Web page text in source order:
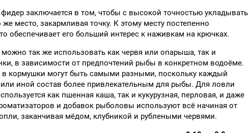
заключается в том, чтобы с высокой точностью укладывать
место, закармливая точку. К этому месту постепенно
обеспечивает его больший интерес к наживкам на крючках.
так же использовать как червя или опарыша, так и
в зависимости от предпочтений рыбы в конкретном водоёме.
кормушки могут быть самыми разными, поскольку каждый
или иной состав более привлекательным для рыбы. Для ловли
как пшенная каша, так и кукурузная, перловая, и даже
и добавок рыболовы используют всё начиная от
заканчивая мёдом, клубникой и рублеными червями.